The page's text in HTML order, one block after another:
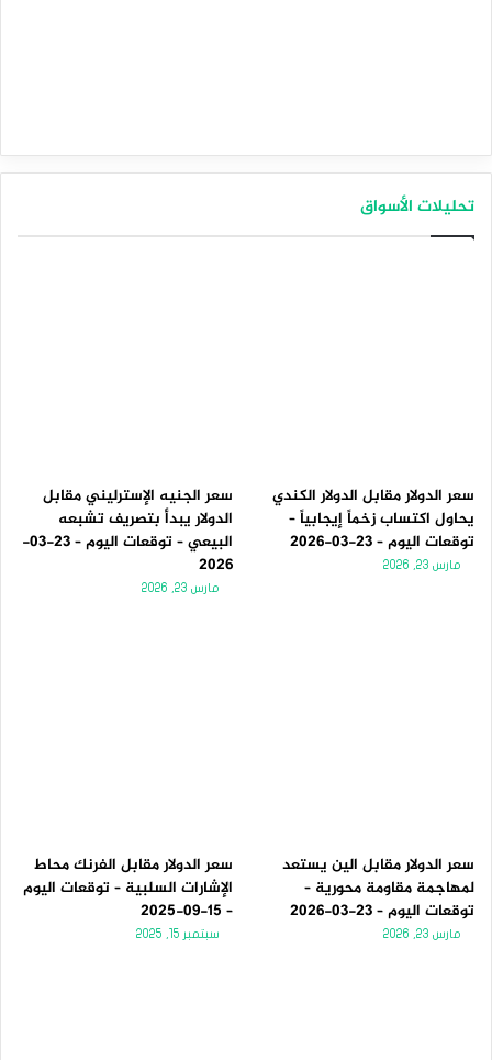
تحليلات الأسواق
سعر الدولار مقابل الدولار الكندي
يحاول اكتساب زخماً إيجابياً –
توقعات اليوم – 23-03-2026
مارس 23, 2026
سعر الجنيه الإسترليني مقابل
الدولار يبدأ بتصريف تشبعه
البيعي – توقعات اليوم – 23-03-
2026
مارس 23, 2026
سعر الدولار مقابل الين يستعد
لمهاجمة مقاومة محورية –
توقعات اليوم – 23-03-2026
مارس 23, 2026
سعر الدولار مقابل الفرنك محاط
الإشارات السلبية – توقعات اليوم
– 15-09-2025
سبتمبر 15, 2025